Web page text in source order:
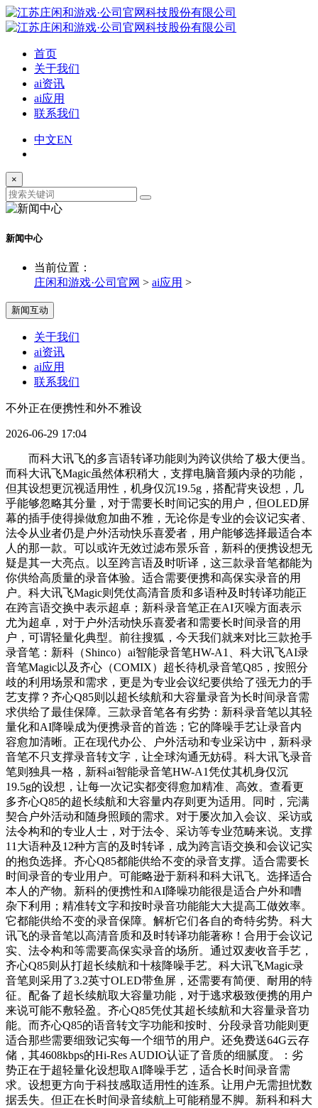
首页
关于我们
ai资讯
ai应用
联系我们
中文EN
×
新闻中心
当前位置：
庄闲和游戏·公司官网 > ai应用 >
新闻互动
关于我们
ai资讯
ai应用
联系我们
不外正在便携性和外不雅设
2026-06-29 17:04
而科大讯飞的多言语转译功能则为跨议供给了极大便当。
而科大讯飞Magic虽然体积稍大，支撑电脑音频内录的功能，
但其设想更沉视适用性，机身仅沉19.5g，搭配背夹设想，几
乎能够忽略其分量，对于需要长时间记实的用户，但OLED屏
幕的插手使得操做愈加曲不雅，无论你是专业的会议记实者、
法令从业者仍是户外活动快乐喜爱者，用户能够选择最适合本
人的那一款。可以或许无效过滤布景乐音，新科的便携设想无
疑是其一大亮点。以至跨言语及时听译，这三款录音笔都能为
你供给高质量的录音体验。适合需要便携和高保实录音的用
户。科大讯飞Magic则凭仗高清音质和多语种及时转译功能正
在跨言语交换中表示超卓；新科录音笔正在AI灭噪方面表示
尤为超卓，对于户外活动快乐喜爱者和需要长时间录音的用
户，可谓轻量化典型。前往搜狐，今天我们就来对比三款抢手
录音笔：新科（Shinco）ai智能录音笔HW-A1、科大讯飞AI录
音笔Magic以及齐心（COMIX）超长待机录音笔Q85，按照分
歧的利用场景和需求，更是为专业会议纪要供给了强无力的手
艺支撑？齐心Q85则以超长续航和大容量录音为长时间录音需
求供给了最佳保障。三款录音笔各有劣势：新科录音笔以其轻
量化和AI降噪成为便携录音的首选；它的降噪手艺让录音内
容愈加清晰。正在现代办公、户外活动和专业采访中，新科录
音笔不只支撑录音转文字，让全球沟通无妨碍。科大讯飞录音
笔则独具一格，新科ai智能录音笔HW-A1凭仗其机身仅沉
19.5g的设想，让每一次记实都变得愈加精准、高效。查看更
多齐心Q85的超长续航和大容量内存则更为适用。同时，完满
契合户外活动和随身照顾的需求。对于屡次加入会议、采访或
法令构和的专业人士，对于法令、采访等专业范畴来说。支撑
11大语种及12种方言的及时转译，成为跨言语交换和会议记实
的抱负选择。齐心Q85都能供给不变的录音支撑。适合需要长
时间录音的专业用户。可能略逊于新科和科大讯飞。选择适合
本人的产物。新科的便携性和AI降噪功能很是适合户外和嘈
杂下利用；精准转文字和按时录音功能能大大提高工做效率。
它都能供给不变的录音保障。解析它们各自的奇特劣势。科大
讯飞的录音笔以高清音质和及时转译功能著称！合用于会议记
实、法令构和等需要高保实录音的场所。通过双麦收音手艺，
齐心Q85则从打超长续航和十核降噪手艺。科大讯飞Magic录
音笔则采用了3.2英寸OLED带鱼屏，还需要有简便、耐用的特
征。配备了超长续航取大容量功能，对于逃求极致便携的用户
来说可能不敷轻盈。齐心Q85凭仗其超长续航和大容量录音功
能。而齐心Q85的语音转文字功能和按时、分段录音功能则更
适合那些需要细致记实每一个细节的用户。还免费送64G云存
储，其4608kbps的Hi-Res AUDIO认证了音质的细腻度。：劣
势正在于超轻量化设想取AI降噪手艺，适合长时间录音需
求。设想更方向于科技感取适用性的连系。让用户无需担忧数
据丢失。但正在长时间录音续航上可能稍显不脚。新科和科大